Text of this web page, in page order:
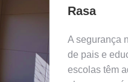
Rasa
A segurança
de pais e
escolas têm